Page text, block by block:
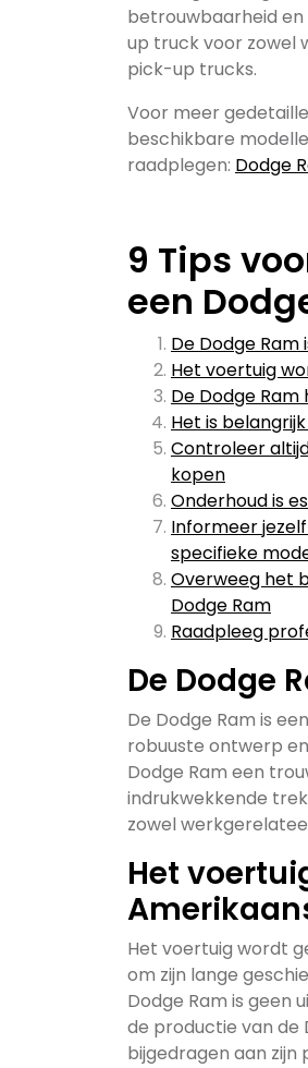
betrouwbaarheid en
up truck voor zowel
pick-up trucks.
Voor meer
beschikbare
raadplegen: Dodge
9 Tips
een
De Dodge
Het voertuig
De Dodge
Het is
Controleer
kopen
Onderhoud is
Informeer
specifieke
Overweeg het
Dodge Ram
Raadpleeg
De Dodge
De Dodge Ram is
robuuste ontwerp
Dodge Ram een
indrukwekkende
zowel
Het
Het voertuig wordt
om zijn lange
Dodge Ram is geen
de productie van de
bijgedragen aan